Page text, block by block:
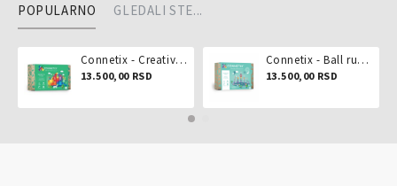
POPULARNO GLEDALI STE...
Connetix - Creative pack 102 dela
13.500,00 RSD
Connetix - Ball run pastel 106 delova
13.500,00 RSD